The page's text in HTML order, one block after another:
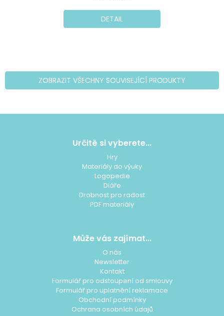
5,0
z
5
DETAIL
ZOBRAZIT VŠECHNY SOUVISEJÍCÍ PRODUKTY
Z
Určitě si vyberete...
Hry
Materiály do výuky
Logopedie
Diáře
Drobnost pro radost
PDF materiály
Může vás zajímat...
O nás
Newsletter
Kontakt
Formulář pro odstoupení od smlouvy
Formulář pro uplatnění reklamace
Obchodní podmínky
Ochrana osobních údajů